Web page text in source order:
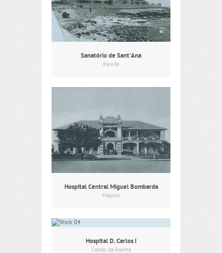
Sanatório de Sant’Ana
Parede
Hospital Central Miguel Bombarda
Maputo
Hospital D. Carlos I
Caldas da Rainha